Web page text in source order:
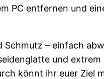
PC entfernen und
– einfach
und
könnt ihr euer